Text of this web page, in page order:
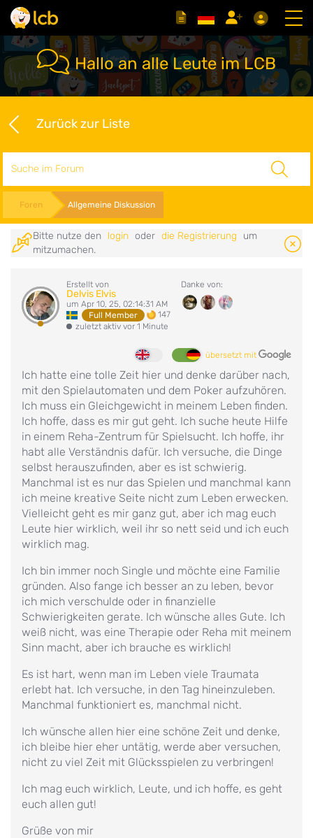
Hallo an alle Leute im LCB
Zurück zur Liste
Foren Allgemeine Diskussion
Bitte nutze den login oder die Registrierung
um
mitzumachen.
Erstellt von
Delvis Elvis
um Apr 10, 25, 02:14:31 AM
Full Member
147
zuletzt aktiv vor 1 Minute
Danke von:
übersetzt mit
Ich hatte eine tolle Zeit hier und denke darüber nach,
mit den Spielautomaten und dem Poker aufzuhören.
Ich muss ein Gleichgewicht in meinem Leben finden.
Ich hoffe, dass es mir gut geht. Ich suche heute Hilfe
in einem Reha-Zentrum für Spielsucht. Ich hoffe, ihr
habt alle Verständnis dafür. Ich versuche, die Dinge
selbst herauszufinden, aber es ist schwierig.
Manchmal ist es nur das Spielen und manchmal kann
ich meine kreative Seite nicht zum Leben erwecken.
Vielleicht geht es mir ganz gut, aber ich mag euch
Leute hier wirklich, weil ihr so nett seid und ich euch
wirklich mag.
Ich bin immer noch Single und möchte eine Familie
gründen. Also fange ich besser an zu leben, bevor
ich mich verschulde oder in finanzielle
Schwierigkeiten gerate. Ich wünsche alles Gute. Ich
weiß nicht, was eine Therapie oder Reha mit meinem
Sinn macht, aber ich brauche es wirklich!
Es ist hart, wenn man im Leben viele Traumata
erlebt hat. Ich versuche, in den Tag hineinzuleben.
Manchmal funktioniert es, manchmal nicht.
Ich wünsche allen hier eine schöne Zeit und denke,
ich bleibe hier eher untätig, werde aber versuchen,
nicht zu viel Zeit mit Glücksspielen zu verbringen!
Ich mag euch wirklich, Leute, und ich hoffe, es geht
euch allen gut!
Grüße von mir